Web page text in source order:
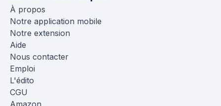
À propos
Notre application mobile
Notre extension
Aide
Nous contacter
Emploi
L'édito
CGU
Amazon